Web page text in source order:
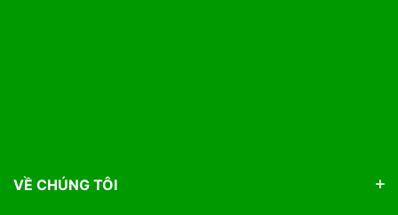
VỀ CHÚNG TÔI